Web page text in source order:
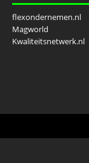
flexondernemen.nl
Magworld
Kwaliteitsnetwerk.nl